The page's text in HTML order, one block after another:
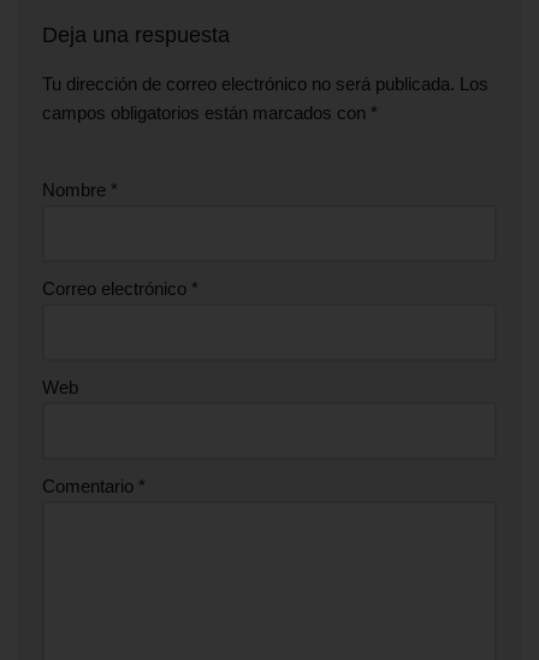
Deja una respuesta
Tu dirección de correo electrónico no será publicada. Los
campos obligatorios están marcados con *
Nombre *
Correo electrónico *
Web
Comentario *